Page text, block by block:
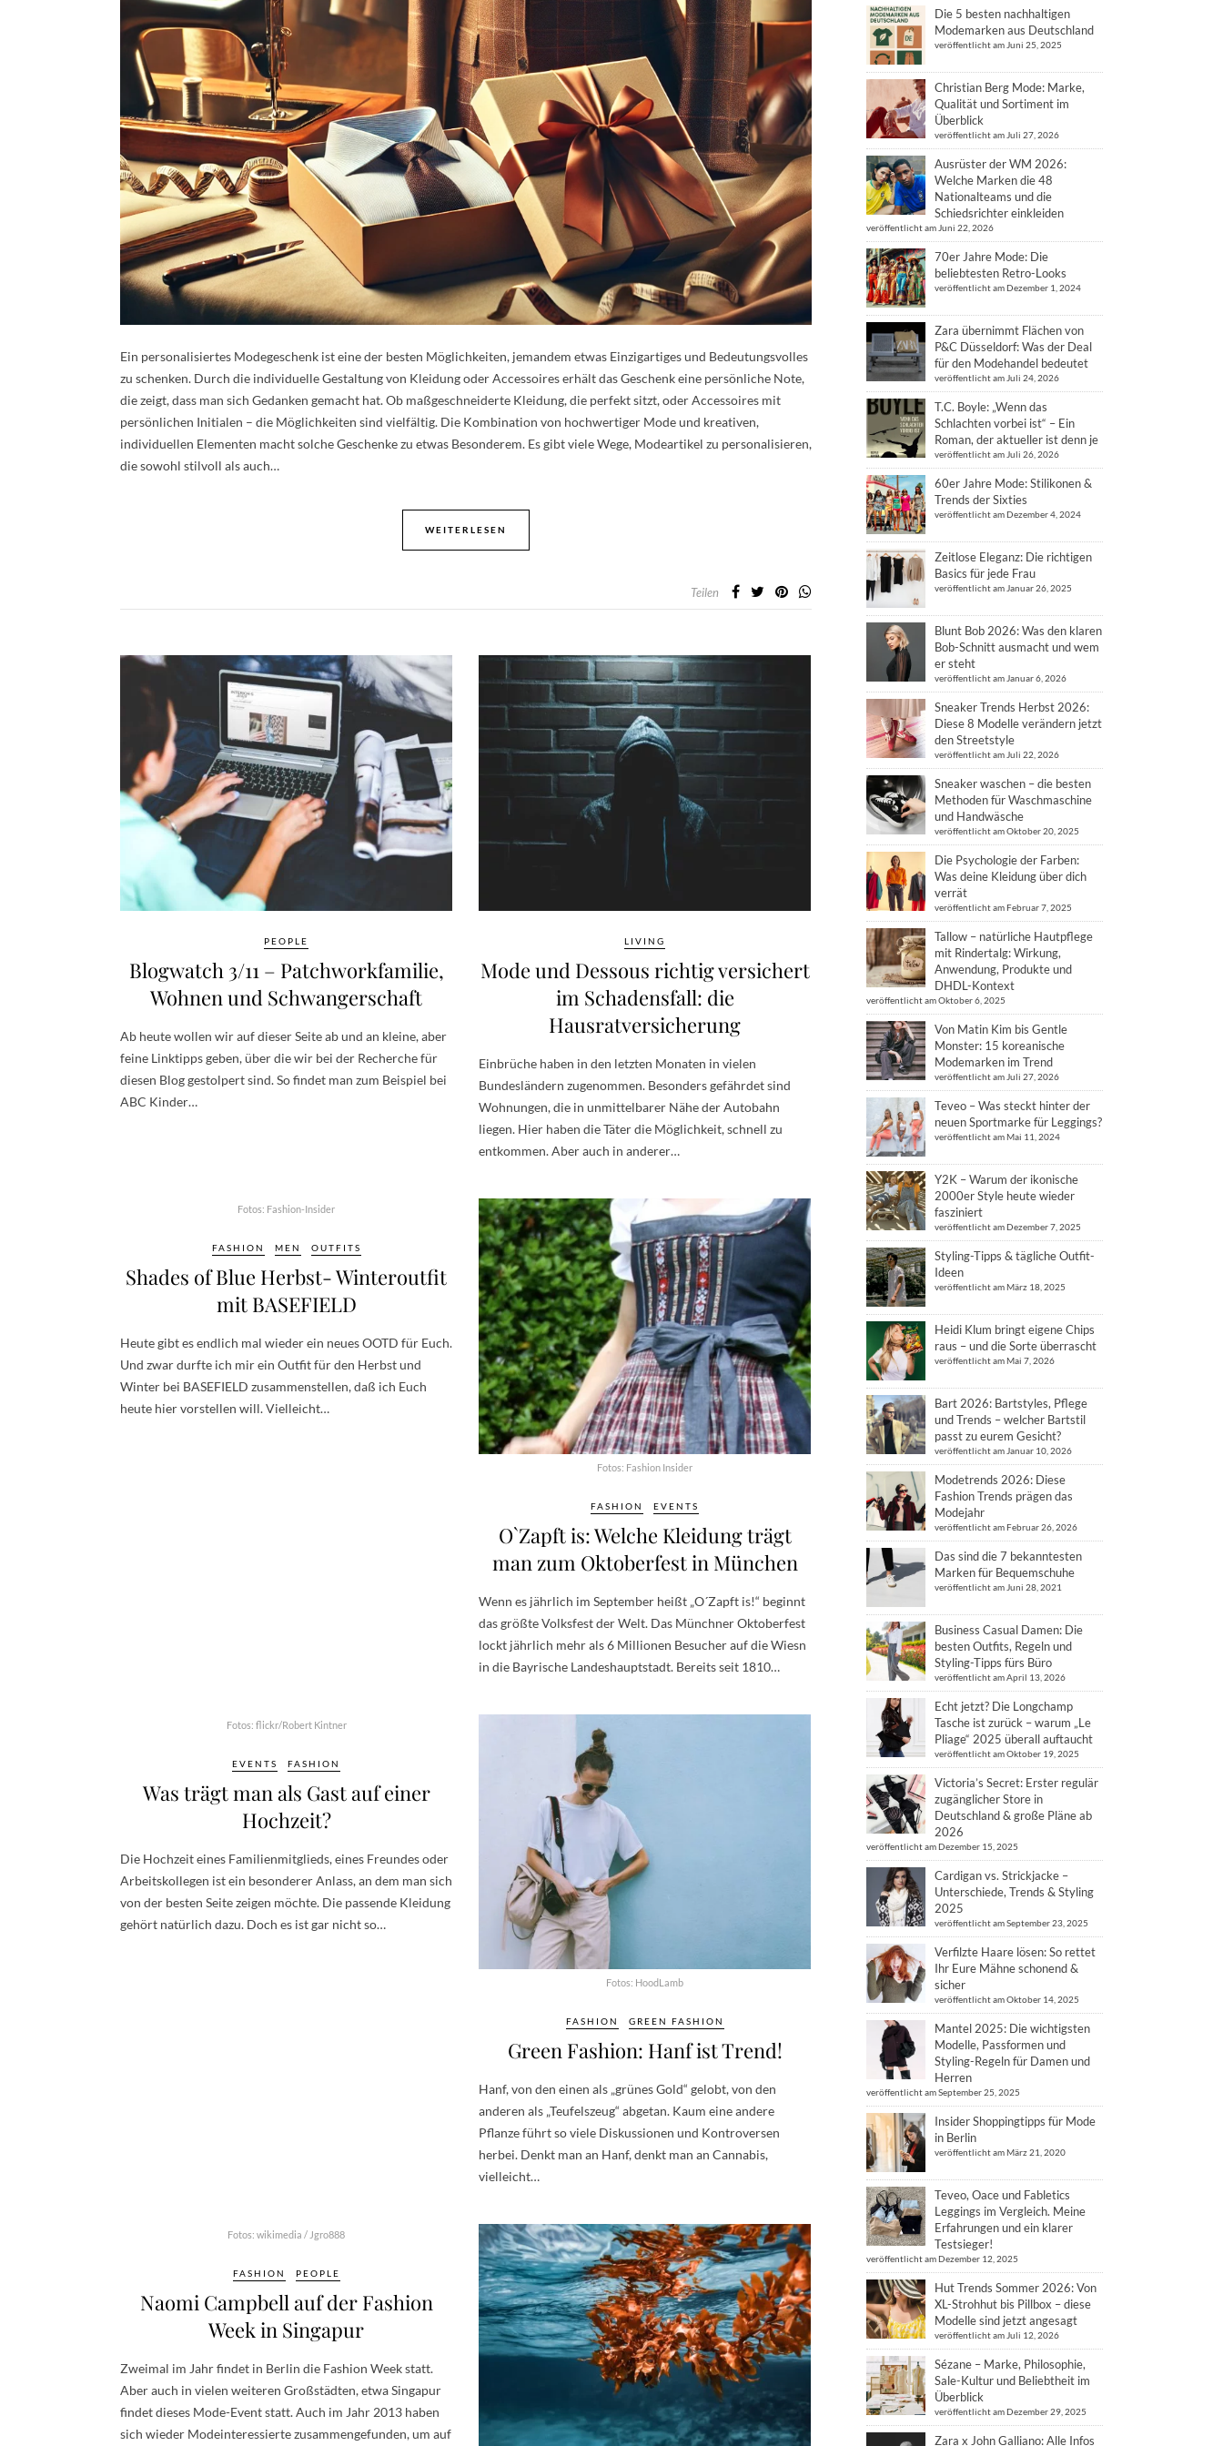
Ein personalisiertes Modegeschenk ist eine der besten Möglichkeiten, jemandem etwas Einzigartiges und Bedeutungsvolles
zu schenken. Durch die individuelle Gestaltung von Kleidung oder Accessoires erhält das Geschenk eine persönliche Note,
die zeigt, dass man sich Gedanken gemacht hat. Ob maßgeschneiderte Kleidung, die perfekt sitzt, oder Accessoires mit
persönlichen Initialen – die Möglichkeiten sind vielfältig. Die Kombination von hochwertiger Mode und kreativen,
individuellen Elementen macht solche Geschenke zu etwas Besonderem. Es gibt viele Wege, Modeartikel zu personalisieren,
die sowohl stilvoll als auch…
WEITERLESEN
Teilen
PEOPLE
Blogwatch 3/11 – Patchworkfamilie,
Wohnen und Schwangerschaft
Ab heute wollen wir auf dieser Seite ab und an kleine, aber
feine Linktipps geben, über die wir bei der Recherche für
diesen Blog gestolpert sind. So findet man zum Beispiel bei
ABC Kinder…
LIVING
Mode und Dessous richtig versichert
im Schadensfall: die
Hausratversicherung
Einbrüche haben in den letzten Monaten in vielen
Bundesländern zugenommen. Besonders gefährdet sind
Wohnungen, die in unmittelbarer Nähe der Autobahn
liegen. Hier haben die Täter die Möglichkeit, schnell zu
entkommen. Aber auch in anderer…
Fotos: Fashion-Insider
FASHION MEN OUTFITS
Shades of Blue Herbst- Winteroutfit
mit BASEFIELD
Heute gibt es endlich mal wieder ein neues OOTD für Euch.
Und zwar durfte ich mir ein Outfit für den Herbst und
Winter bei BASEFIELD zusammenstellen, daß ich Euch
heute hier vorstellen will. Vielleicht…
Fotos: Fashion Insider
FASHION EVENTS
O`Zapft is: Welche Kleidung trägt
man zum Oktoberfest in München
Wenn es jährlich im September heißt „O´Zapft is!“ beginnt
das größte Volksfest der Welt. Das Münchner Oktoberfest
lockt jährlich mehr als 6 Millionen Besucher auf die Wiesn
in die Bayrische Landeshauptstadt. Bereits seit 1810…
Fotos: flickr/Robert Kintner
EVENTS FASHION
Was trägt man als Gast auf einer
Hochzeit?
Die Hochzeit eines Familienmitglieds, eines Freundes oder
Arbeitskollegen ist ein besonderer Anlass, an dem man sich
von der besten Seite zeigen möchte. Die passende Kleidung
gehört natürlich dazu. Doch es ist gar nicht so…
Fotos: HoodLamb
FASHION GREEN FASHION
Green Fashion: Hanf ist Trend!
Hanf, von den einen als „grünes Gold“ gelobt, von den
anderen als „Teufelszeug“ abgetan. Kaum eine andere
Pflanze führt so viele Diskussionen und Kontroversen
herbei. Denkt man an Hanf, denkt man an Cannabis,
vielleicht…
Fotos: wikimedia / Jgro888
FASHION PEOPLE
Naomi Campbell auf der Fashion
Week in Singapur
Zweimal im Jahr findet in Berlin die Fashion Week statt.
Aber auch in vielen weiteren Großstädten, etwa Singapur
findet dieses Mode-Event statt. Auch im Jahr 2013 haben
sich wieder Modeinteressierte zusammengefunden, um auf
Die 5 besten nachhaltigen
Modemarken aus Deutschland
veröffentlicht am Juni 25, 2025
Christian Berg Mode: Marke,
Qualität und Sortiment im
Überblick
veröffentlicht am Juli 27, 2026
Ausrüster der WM 2026:
Welche Marken die 48
Nationalteams und die
Schiedsrichter einkleiden
veröffentlicht am Juni 22, 2026
70er Jahre Mode: Die
beliebtesten Retro-Looks
veröffentlicht am Dezember 1, 2024
Zara übernimmt Flächen von
P&C Düsseldorf: Was der Deal
für den Modehandel bedeutet
veröffentlicht am Juli 24, 2026
T.C. Boyle: „Wenn das
Schlachten vorbei ist“ – Ein
Roman, der aktueller ist denn je
veröffentlicht am Juli 26, 2026
60er Jahre Mode: Stilikonen &
Trends der Sixties
veröffentlicht am Dezember 4, 2024
Zeitlose Eleganz: Die richtigen
Basics für jede Frau
veröffentlicht am Januar 26, 2025
Blunt Bob 2026: Was den klaren
Bob-Schnitt ausmacht und wem
er steht
veröffentlicht am Januar 6, 2026
Sneaker Trends Herbst 2026:
Diese 8 Modelle verändern jetzt
den Streetstyle
veröffentlicht am Juli 22, 2026
Sneaker waschen – die besten
Methoden für Waschmaschine
und Handwäsche
veröffentlicht am Oktober 20, 2025
Die Psychologie der Farben:
Was deine Kleidung über dich
verrät
veröffentlicht am Februar 7, 2025
Tallow – natürliche Hautpflege
mit Rindertalg: Wirkung,
Anwendung, Produkte und
DHDL-Kontext
veröffentlicht am Oktober 6, 2025
Von Matin Kim bis Gentle
Monster: 15 koreanische
Modemarken im Trend
veröffentlicht am Juli 27, 2026
Teveo – Was steckt hinter der
neuen Sportmarke für Leggings?
veröffentlicht am Mai 11, 2024
Y2K – Warum der ikonische
2000er Style heute wieder
fasziniert
veröffentlicht am Dezember 7, 2025
Styling-Tipps & tägliche Outfit-
Ideen
veröffentlicht am März 18, 2025
Heidi Klum bringt eigene Chips
raus – und die Sorte überrascht
veröffentlicht am Mai 7, 2026
Bart 2026: Bartstyles, Pflege
und Trends – welcher Bartstil
passt zu eurem Gesicht?
veröffentlicht am Januar 10, 2026
Modetrends 2026: Diese
Fashion Trends prägen das
Modejahr
veröffentlicht am Februar 26, 2026
Das sind die 7 bekanntesten
Marken für Bequemschuhe
veröffentlicht am Juni 28, 2021
Business Casual Damen: Die
besten Outfits, Regeln und
Styling-Tipps fürs Büro
veröffentlicht am April 13, 2026
Echt jetzt? Die Longchamp
Tasche ist zurück – warum „Le
Pliage“ 2025 überall auftaucht
veröffentlicht am Oktober 19, 2025
Victoria’s Secret: Erster regulär
zugänglicher Store in
Deutschland & große Pläne ab
2026
veröffentlicht am Dezember 15, 2025
Cardigan vs. Strickjacke –
Unterschiede, Trends & Styling
2025
veröffentlicht am September 23, 2025
Verfilzte Haare lösen: So rettet
Ihr Eure Mähne schonend &
sicher
veröffentlicht am Oktober 14, 2025
Mantel 2025: Die wichtigsten
Modelle, Passformen und
Styling-Regeln für Damen und
Herren
veröffentlicht am September 25, 2025
Insider Shoppingtipps für Mode
in Berlin
veröffentlicht am März 21, 2020
Teveo, Oace und Fabletics
Leggings im Vergleich. Meine
Erfahrungen und ein klarer
Testsieger!
veröffentlicht am Dezember 12, 2025
Hut Trends Sommer 2026: Von
XL-Strohhut bis Pillbox – diese
Modelle sind jetzt angesagt
veröffentlicht am Juli 12, 2026
Sézane – Marke, Philosophie,
Sale-Kultur und Beliebtheit im
Überblick
veröffentlicht am Dezember 29, 2025
Zara x John Galliano: Alle Infos